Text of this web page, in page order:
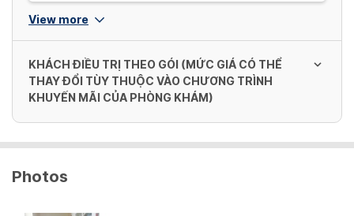
View more
KHÁCH ĐIỀU TRỊ THEO GÓI (MỨC GIÁ CÓ THỂ
THAY ĐỔI TÙY THUỘC VÀO CHƯƠNG TRÌNH
KHUYẾN MÃI CỦA PHÒNG KHÁM)
13,000,000 VND/ Gói
Photos